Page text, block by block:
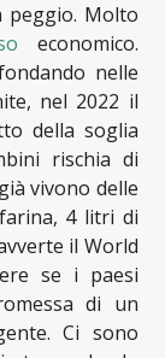
peggio. Molto
economico.
nelle
nel 2022 il
della soglia
rischia di
vivono delle
4 litri di
il World
se i paesi
di un
Ci sono